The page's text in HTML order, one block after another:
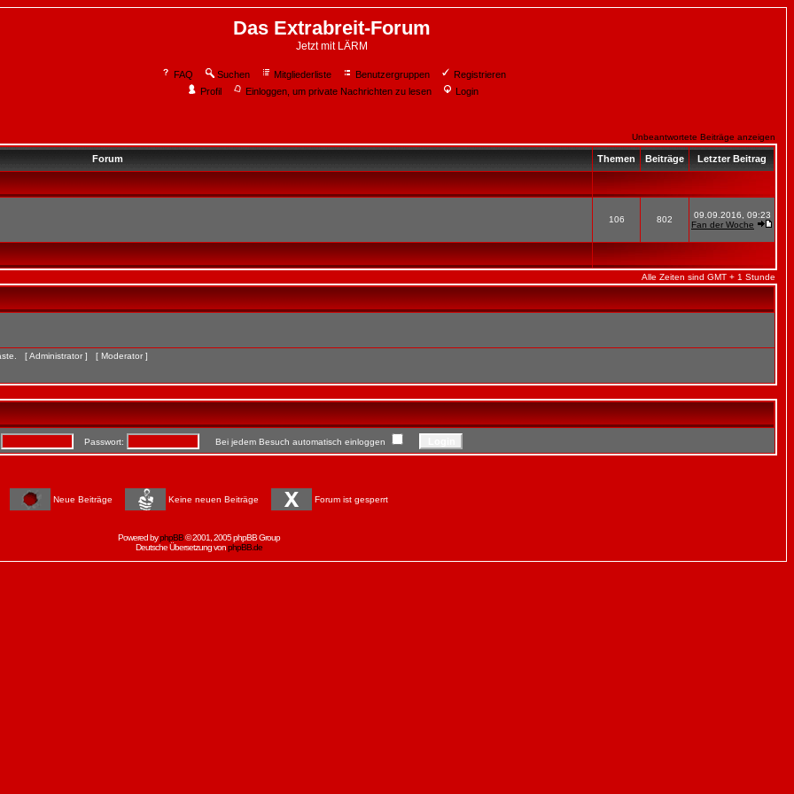
Das Extrabreit-Forum
Jetzt mit LÄRM
FAQ Suchen Mitgliederliste Benutzergruppen
Registrieren
Profil
Einloggen, um private Nachrichten zu lesen Login
Unbeantwortete Beiträge anzeigen
Forum Themen Beiträge Letzter Beitrag
106 802
09.09.2016, 09:23
Fan der Woche
Alle Zeiten sind GMT + 1 Stunde
[Administrator ] [ Moderator ]
Passwort: Bei jedem Besuch automatisch einloggen
Neue Beiträge Keine neuen Beiträge Forum ist gesperrt
Powered byphpBB© 2001, 2005 phpBB Group
Deutsche Übersetzung vonphpBB.de